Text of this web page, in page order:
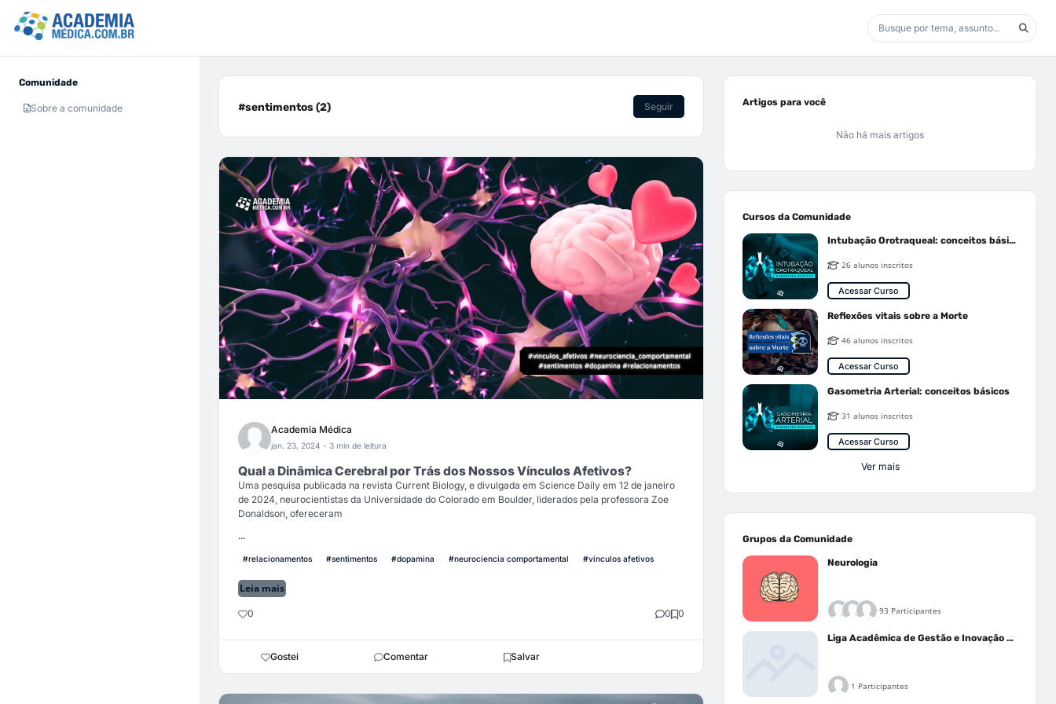
Comunidade
Sobre a comunidade #sentimentos (2) Seguir
Academia Médica
jan. 23, 2024 - 3 min de leitura
Qual a Dinâmica Cerebral por Trás dos Nossos Vínculos Afetivos?
Uma pesquisa publicada na revista Current Biology, e divulgada em Science Daily em 12 de janeiro
de 2024, neurocientistas da Universidade do Colorado em Boulder, liderados pela professora Zoe
Donaldson, ofereceram
...
#relacionamentos #sentimentos #dopamina #neurociencia comportamental #vinculos afetivos
Leia mais
0 0 0
Gostei Comentar Salvar
Artigos para você
Não há mais artigos
Cursos da Comunidade
Intubação Orotraqueal: conceitos básicos
26 alunos inscritos
Acessar Curso
Reflexões vitais sobre a Morte
46 alunos inscritos
Acessar Curso
Gasometria Arterial: conceitos básicos
31 alunos inscritos
Acessar Curso
Ver mais
Grupos da Comunidade
Neurologia
93 Participantes
Liga Acadêmica de Gestão e Inovação Médica - LAGIM
1 Participantes